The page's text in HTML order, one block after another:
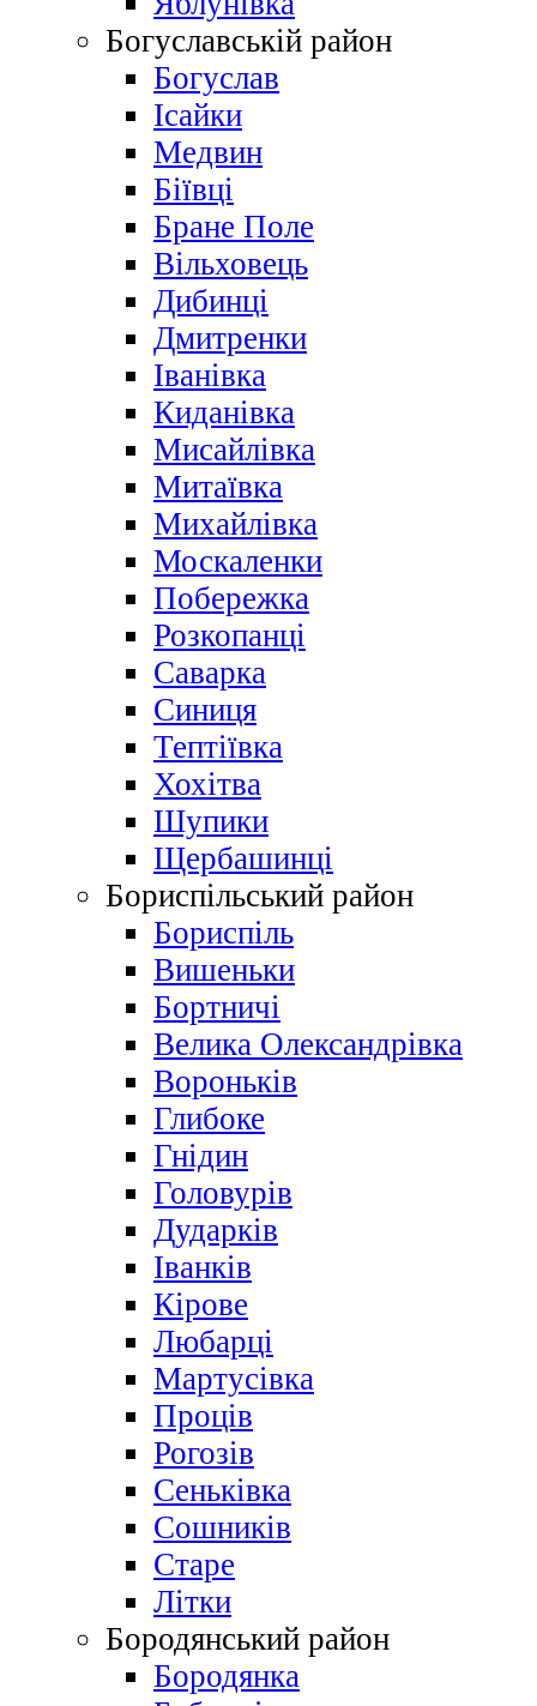
Богуславській район
Богуслав
Ісайки
Медвин
Біївці
Бране Поле
Вільховець
Дибинці
Дмитренки
Іванівка
Киданівка
Мисайлівка
Митаївка
Михайлівка
Москаленки
Побережка
Розкопанці
Саварка
Синиця
Тептіївка
Хохітва
Шупики
Щербашинці
Бориспільський район
Бориспіль
Вишеньки
Бортничі
Велика Олександрівка
Вороньків
Глибоке
Гнідин
Головурів
Дударків
Іванків
Кірове
Любарці
Мартусівка
Проців
Рогозів
Сеньківка
Сошників
Старе
Літки
Бородянський район
Бородянка